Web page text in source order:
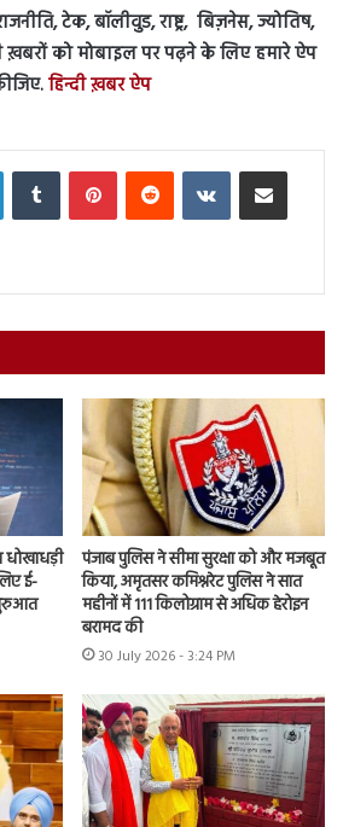
टेक, बॉलीवुड, राष्ट्र, बिज़नेस, ज्योतिष,
को मोबाइल पर पढ़ने के लिए हमारे ऐप
हिन्दी ख़बर ऐप
LinkedInTumblr PinterestReddit VKontakteShare via Email
धोखाधड़ी
ई-
पंजाब पुलिस ने सीमा सुरक्षा को और मजबूत
किया, अमृतसर कमिश्नरेट पुलिस ने सात
महीनों में 111 किलोग्राम से अधिक हेरोइन
बरामद की
30 July 2026 - 3:24 PM